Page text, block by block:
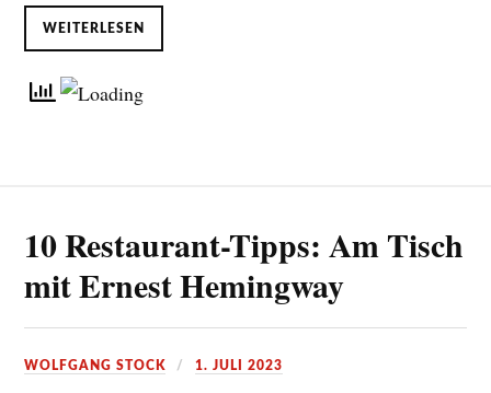
WEITERLESEN
10 Restaurant-Tipps: Am Tisch
mit Ernest Hemingway
WOLFGANG STOCK 1. JULI 2023